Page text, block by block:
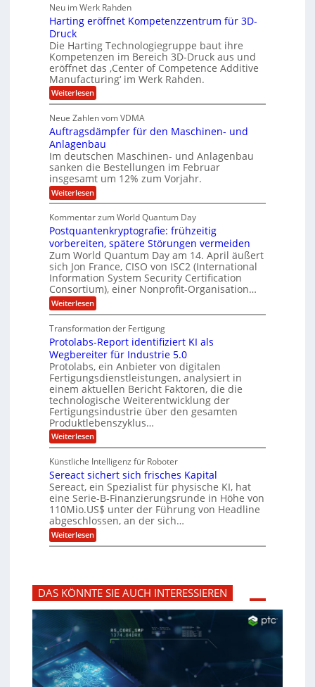
r
h
l
t
6
5
M
i
l
l
i
o
n
e
U
S
-
D
o
l
l
r
e
s
n
g
i
n
e
r
i
n
g
f
ü
r
E
M
E
A
u
n
d
L
a
t
e
i
n
a
m
e
r
i
k
a
r
i
e
r
s
i
o
n
3
.
2
p
ü
b
r
n
i
m
m
t
A
p
s
o
l
u
t
o
m
S
a
u
e
r
e
s
i
w
i
r
d
C
h
e
f
C
u
s
t
o
m
e
r
O
ff
c
e
Neu im Werk Rahden
Harting eröffnet Kompetenzzentrum für 3D-
Druck
Die Harting Technologiegruppe baut ihre
Kompetenzen im Bereich 3D-Druck aus und
eröffnet das ‚Center of Competence Additive
Manufacturing‘ im Werk Rahden.
Weiterlesen:
H
r
t
i
n
g
e
r
ö
f
n
e
t
K
o
m
p
e
t
e
n
z
e
n
t
r
u
m
f
ü
r
3
D
D
r
u
c
k
Neue Zahlen vom VDMA
Auftragsdämpfer für den Maschinen- und
Anlagenbau
Im deutschen Maschinen- und Anlagenbau
sanken die Bestellungen im Februar
insgesamt um 12% zum Vorjahr.
Weiterlesen:
A
f
t
r
a
g
s
d
ä
m
p
e
f
ü
r
d
e
n
M
a
s
c
h
n
e
n
-
u
n
d
A
n
e
n
Kommentar zum World Quantum Day
Postquantenkryptografie: frühzeitig
vorbereiten, spätere Störungen vermeiden
Zum World Quantum Day am 14. April äußert
sich Jon France, CISO von ISC2 (International
Information System Security Certification
Consortium), einer Nonprofit-Organisation…
Weiterlesen:
P
s
t
q
u
a
n
t
e
n
k
r
y
p
t
o
g
r
a
f
i
e
:
f
z
e
i
o
r
b
Transformation der Fertigung
Protolabs-Report identifiziert KI als
Wegbereiter für Industrie 5.0
Protolabs, ein Anbieter von digitalen
Fertigungsdienstleistungen, analysiert in
einem aktuellen Bericht Faktoren, die die
technologische Weiterentwicklung der
Fertigungsindustrie über den gesamten
Produktlebenszyklus…
Weiterlesen:
P
o
t
o
l
a
b
s
-
R
r
t
i
d
i
f
i
z
Künstliche Intelligenz für Roboter
Sereact sichert sich frisches Kapital
Sereact, ein Spezialist für physische KI, hat
eine Serie-B-Finanzierungsrunde in Höhe von
110Mio.US$ unter der Führung von Headline
abgeschlossen, an der sich…
Weiterlesen:
S
a
c
t
s
e
r
t
s
DAS KÖNNTE SIE AUCH INTERESSIEREN